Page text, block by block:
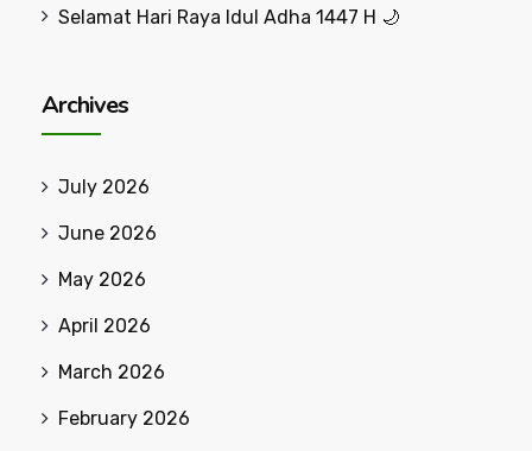
Selamat Hari Raya Idul Adha 1447 H 🌙
Archives
July 2026
June 2026
May 2026
April 2026
March 2026
February 2026